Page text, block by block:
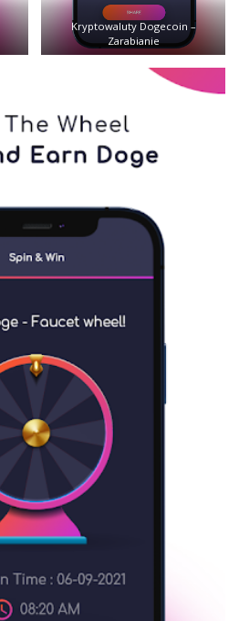
Kryptowaluty Dogecoin –
Zarabianie